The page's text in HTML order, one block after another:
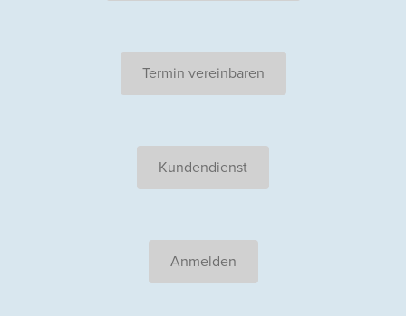
Termin vereinbaren
Kundendienst
Anmelden